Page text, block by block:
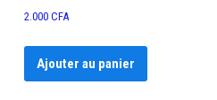
2.000CFA
Ajouter au panier